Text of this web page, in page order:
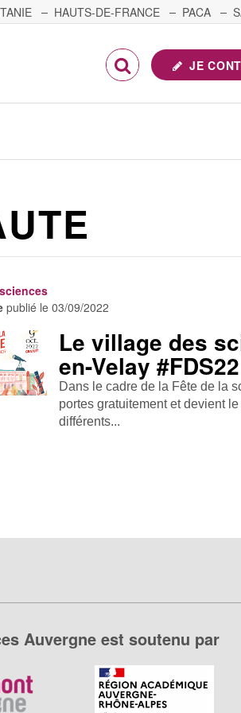
HAUTS-DE-FRANCE PACA
JE
publié le03/09/2022
Le village des
en-Velay #FDS22
Dans le cadre de la Fête de la
portes gratuitement et devient
différents...
Auvergne est soutenu par